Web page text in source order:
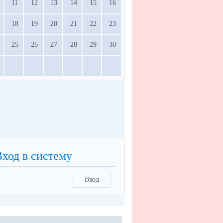
11 12 13 14 15 16
18 19 20 21 22 23
25 26 27 28 29 30
в систему
Вход